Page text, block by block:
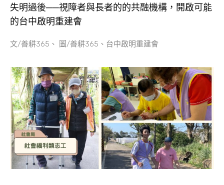
失明過後──視障者與長者的的共融機構，開啟可能
的台中啟明重建會
文/善耕365、 圖/善耕365、台中啟明重建會